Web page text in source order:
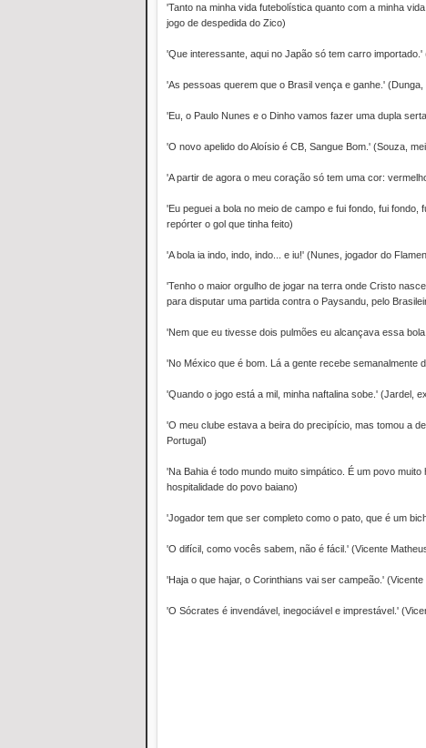
'Tanto na minha vida futebolística quanto com a minha
jogo de despedida do Zico)
'Que interessante, aqui no Japão só tem carro
'As pessoas querem que o Brasil vença e ganhe.'
'Eu, o Paulo Nunes e o Dinho vamos fazer uma dupla
'O novo apelido do Aloísio é CB, Sangue Bom.' (Souza,
'A partir de agora o meu coração só tem uma cor:
'Eu peguei a bola no meio de campo e fui fondo, fui
repórter o gol que tinha feito)
'A bola ia indo, indo, indo... e iu!' (Nunes, jogador do
'Tenho o maior orgulho de jogar na terra onde Cristo
para disputar uma partida contra o Paysandu, pelo
'Nem que eu tivesse dois pulmões eu alcançava essa
'No México que é bom. Lá a gente recebe semanalmente
'Quando o jogo está a mil, minha naftalina sobe.' (Jardel,
'O meu clube estava a beira do precipício, mas tomou a
Portugal)
'Na Bahia é todo mundo muito simpático. É um povo
hospitalidade do povo baiano)
'Jogador tem que ser completo como o pato, que é um
'O difícil, como vocês sabem, não é fácil.' (Vicente
'Haja o que hajar, o Corinthians vai ser campeão.' (Vicente
'O Sócrates é invendável, inegociável e imprestável.'